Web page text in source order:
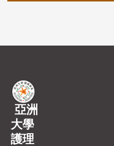
亞洲
大學
護理